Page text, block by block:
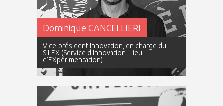
Dominique CANCELLIERI
Vice-président Innovation, en charge du
SILEX (Service d'Innovation- Lieu
d'EXpérimentation)